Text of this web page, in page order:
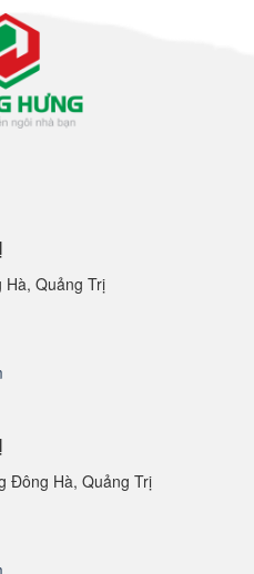
Quảng Trị
Đông Hà, Quảng Trị